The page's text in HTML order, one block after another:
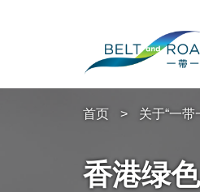
首页 关于“一带
香港绿